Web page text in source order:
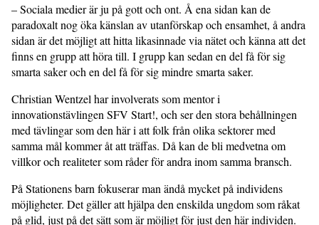
– Sociala medier är ju på gott och ont. Å ena sidan kan de
paradoxalt nog öka känslan av utanförskap och ensamhet, å andra
sidan är det möjligt att hitta likasinnade via nätet och känna att det
finns en grupp att höra till. I grupp kan sedan en del få för sig
smarta saker och en del få för sig mindre smarta saker.
Christian Wentzel har involverats som mentor i
innovationstävlingen SFV Start!, och ser den stora behållningen
med tävlingar som den här i att folk från olika sektorer med
samma mål kommer åt att träffas. Då kan de bli medvetna om
villkor och realiteter som råder för andra inom samma bransch.
På Stationens barn fokuserar man ändå mycket på individens
möjligheter. Det gäller att hjälpa den enskilda ungdom som råkat
på glid, just på det sätt som är möjligt för just den här individen.